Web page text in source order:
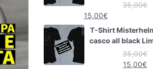
35,00€
15,00€
T-Shirt
casco all black
35,00€
15,00€